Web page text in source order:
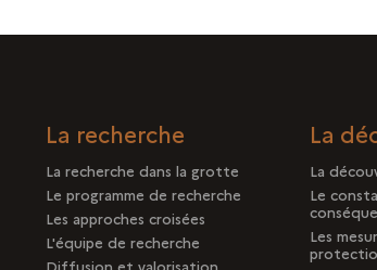
La recherche
La recherche dans la grotte
Le programme de recherche
Les approches croisées
L'équipe de recherche
Diffusion et valorisation
La
La
Le
Les